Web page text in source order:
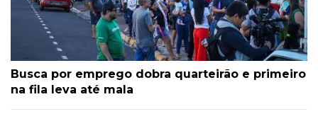
Busca por emprego dobra quarteirão e primeiro
na fila leva até mala